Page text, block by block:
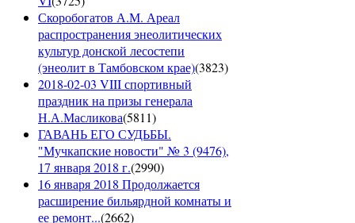
Скоробогатов А.М. Ареал
распространения энеолитических
культур донской лесостепи
(энеолит в Тамбовском крае)(3823)
2018-02-03 VIII спортивный
праздник на призы генерала
Н.А.Масликова(5811)
ГАВАНЬ ЕГО СУДЬБЫ.
"Мучкапские новости" № 3 (9476),
17 января 2018 г.(2990)
16 января 2018 Продолжается
расширение бильярдной комнаты и
ее ремонт...(2662)